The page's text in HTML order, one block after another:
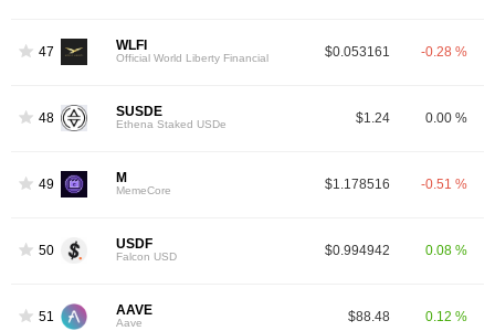
47 WLFI
Official World Liberty Financial $0.053161 -0.28 %
48 SUSDE
Ethena Staked USDe $1.24 0.00 %
49 M
MemeCore $1.178516 -0.51 %
50 USDF
Falcon USD $0.994942 0.08 %
51 AAVE
Aave $88.48 0.12 %